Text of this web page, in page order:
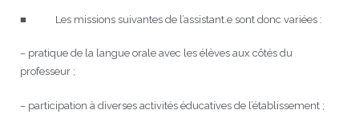
■ Les missions suivantes de l’assistant.e sont donc variées :
– pratique de la langue orale avec les élèves aux côtés du
professeur ;
– participation à diverses activités éducatives de l’établissement ;